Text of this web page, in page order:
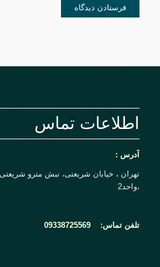
اطلاعات تماس
آدرس :
،واحد2
تلفن تماس: 09338725569